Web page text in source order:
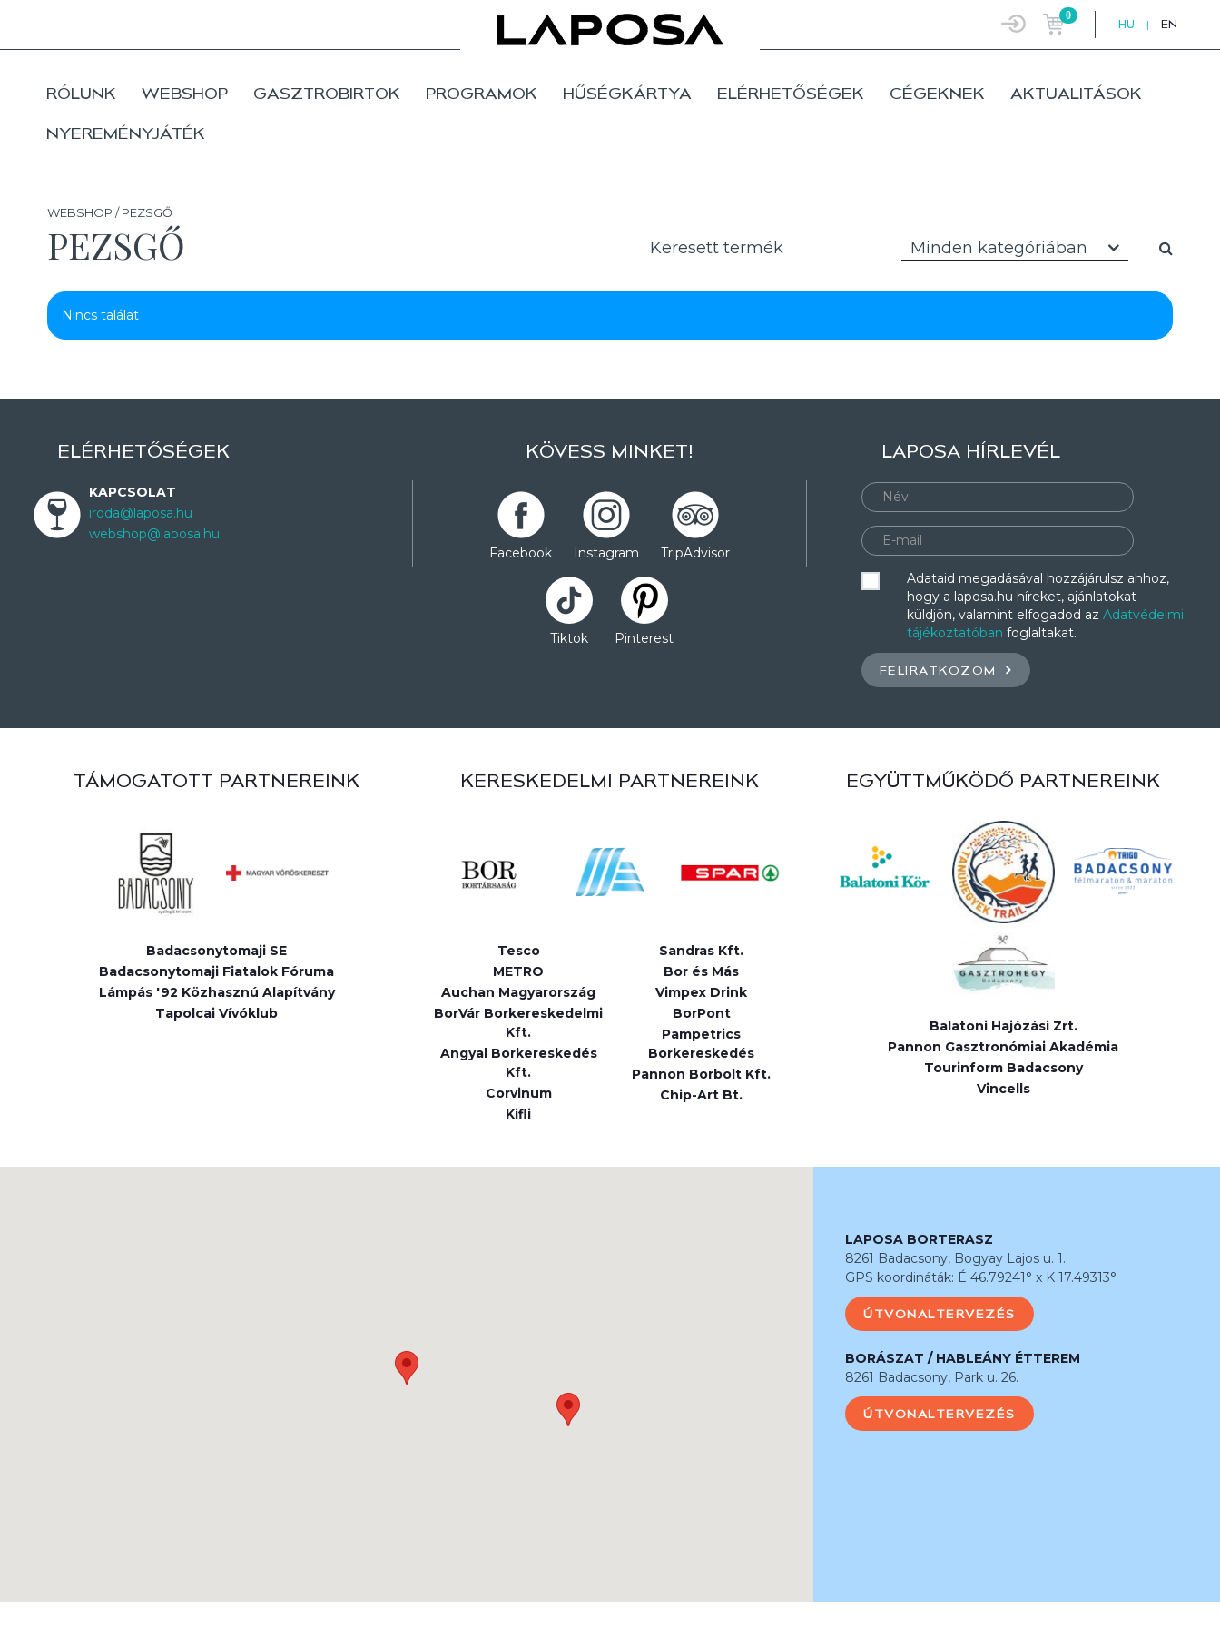
0
HU | EN
RÓLUNK WEBSHOP GASZTROBIRTOK PROGRAMOK HŰSÉGKÁRTYA ELÉRHETŐSÉGEK CÉGEKNEK AKTUALITÁSOK
NYEREMÉNYJÁTÉK
WEBSHOP / PEZSGŐ
PEZSGŐ Minden kategóriában
Nincs találat
ELÉRHETŐSÉGEK
KAPCSOLAT
iroda@laposa.hu
webshop@laposa.hu
KÖVESS MINKET!
Facebook Instagram TripAdvisor
Tiktok Pinterest
LAPOSA HÍRLEVÉL
Adataid megadásával hozzájárulsz ahhoz,
hogy a laposa.hu híreket, ajánlatokat
küldjön, valamint elfogadod az Adatvédelmi
tájékoztatóban foglaltakat.
FELIRATKOZOM
TÁMOGATOTT PARTNEREINK
Badacsonytomaji SE
Badacsonytomaji Fiatalok Fóruma
Lámpás '92 Közhasznú Alapítvány
Tapolcai Vívóklub
KERESKEDELMI PARTNEREINK
Tesco
METRO
Auchan Magyarország
BorVár Borkereskedelmi
Kft.
Angyal Borkereskedés
Kft.
Corvinum
Kifli
Sandras Kft.
Bor és Más
Vimpex Drink
BorPont
Pampetrics
Borkereskedés
Pannon Borbolt Kft.
Chip-Art Bt.
EGYÜTTMŰKÖDŐ PARTNEREINK
Balatoni Hajózási Zrt.
Pannon Gasztronómiai Akadémia
Tourinform Badacsony
Vincells
LAPOSA BORTERASZ
8261 Badacsony, Bogyay Lajos u. 1.
GPS koordináták: É 46.79241° x K 17.49313°
ÚTVONALTERVEZÉS
BORÁSZAT / HABLEÁNY ÉTTEREM
8261 Badacsony, Park u. 26.
ÚTVONALTERVEZÉS